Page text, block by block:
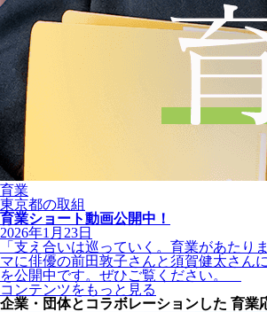
育業
東京都の取組
育業ショート動画公開中！
2026年1月23日
「支え合いは巡っていく。育業があたり
マに俳優の前田敦子さんと須賀健太さん
を公開中です。ぜひご覧ください。
コンテンツをもっと見る
企業・団体とコラボレーションした 育業